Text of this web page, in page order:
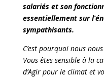
salariés et son
essentiellement sur
sympathisants.
C’est pourquoi nous
Vous êtes sensible à la
d’Agir pour le climat et